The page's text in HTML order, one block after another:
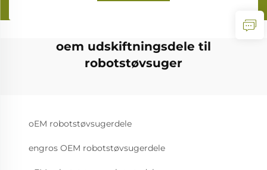
oem udskiftningsdele til
robotstøvsuger
oEM robotstøvsugerdele
engros OEM robotstøvsugerdele